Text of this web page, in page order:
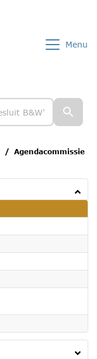
Menu
Agendacommissie